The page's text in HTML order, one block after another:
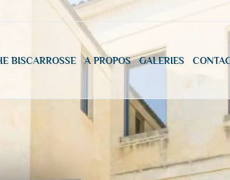
BISCARROSSE A PROPOS GALERIES